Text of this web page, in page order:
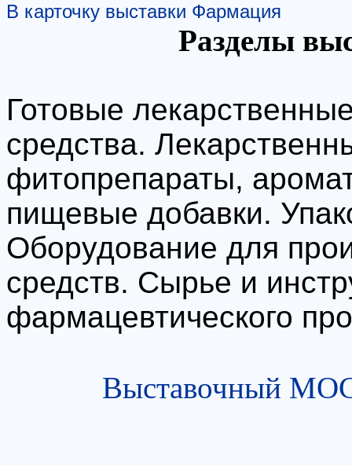
В карточку выставки Фармация
Разделы
Готовые
средства.
фитопрепараты,
пищевые добавки.
Оборудование для
средств. Сырье и
фармацевтического
Выставочный